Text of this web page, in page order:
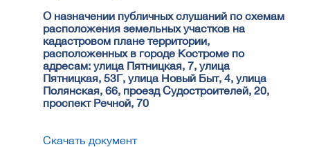
О назначении публичных слушаний по схемам
расположения земельных участков на
кадастровом плане территории,
расположенных в городе Костроме по
адресам: улица Пятницкая, 7, улица
Пятницкая, 53Г, улица Новый Быт, 4, улица
Полянская, 66, проезд Судостроителей, 20,
проспект Речной, 70
Скачать документ